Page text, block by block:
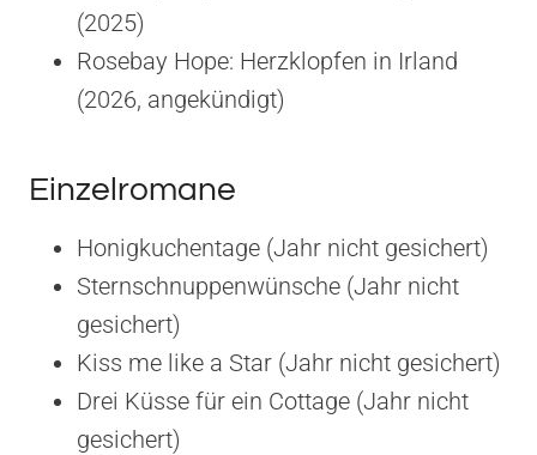
(2025)
Rosebay Hope: Herzklopfen in Irland
(2026, angekündigt)
Einzelromane
Honigkuchentage (Jahr nicht gesichert)
Sternschnuppenwünsche (Jahr nicht
gesichert)
Kiss me like a Star (Jahr nicht gesichert)
Drei Küsse für ein Cottage (Jahr nicht
gesichert)